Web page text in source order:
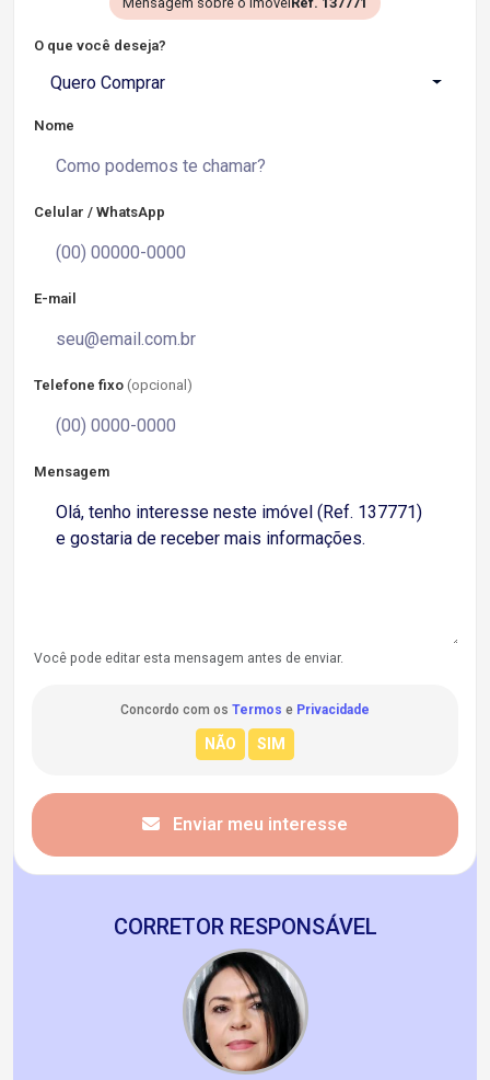
O que você deseja?
Quero Comprar
Nome
Celular / WhatsApp
E-mail
Telefone fixo (opcional)
Mensagem
Você pode editar esta mensagem antes de enviar.
Concordo com os Termos e Privacidade
Enviar meu interesse
CORRETOR RESPONSÁVEL